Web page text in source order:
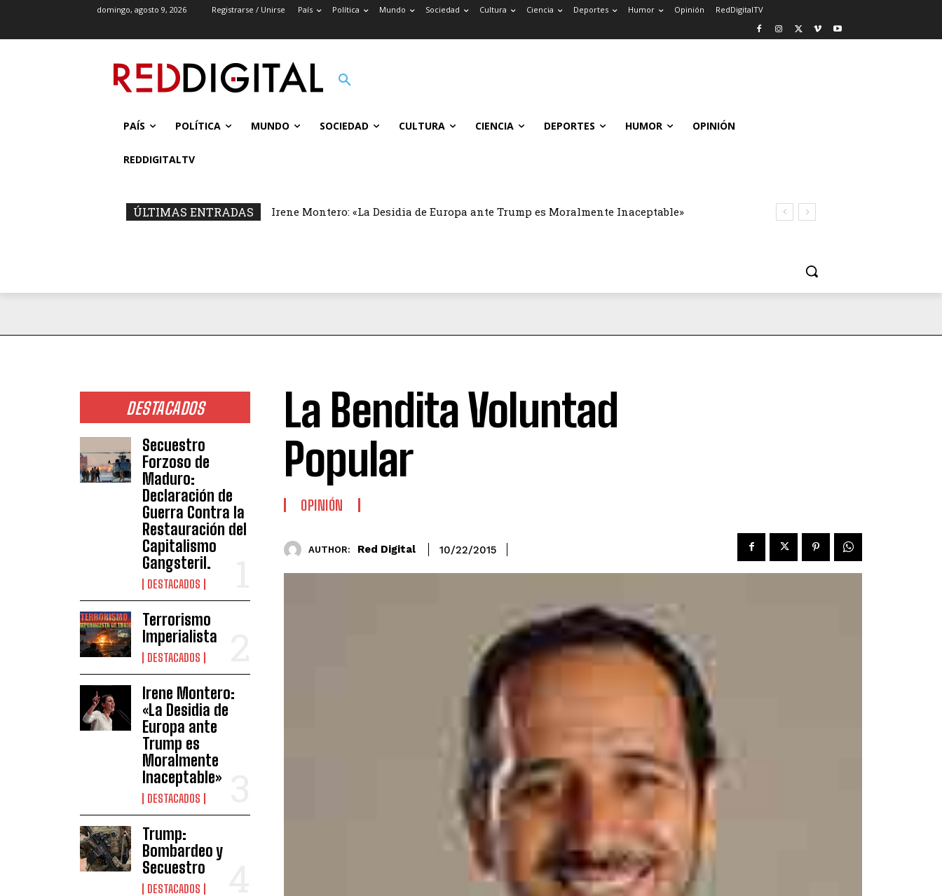
domingo, agosto 9, 2026 Registrarse / Unirse País Política Mundo Sociedad Cultura Ciencia Deportes Humor Opinión RedDigitalTV
PAÍS POLÍTICA MUNDO SOCIEDAD CULTURA CIENCIA DEPORTES HUMOR OPINIÓN
REDDIGITALTV
ÚLTIMAS ENTRADAS Irene Montero: «La Desidia de Europa ante Trump es Moralmente Inaceptable»
DESTACADOS
Secuestro
Forzoso de
Maduro:
Declaración de
Guerra Contra la
Restauración del
Capitalismo
Gangsteril.
DESTACADOS
Terrorismo
Imperialista
DESTACADOS
Irene Montero:
«La Desidia de
Europa ante
Trump es
Moralmente
Inaceptable»
DESTACADOS
Trump:
Bombardeo y
Secuestro
DESTACADOS
La Bendita Voluntad
Popular
OPINIÓN
AUTHOR: Red Digital 10/22/2015